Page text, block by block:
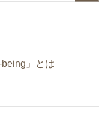
」とは